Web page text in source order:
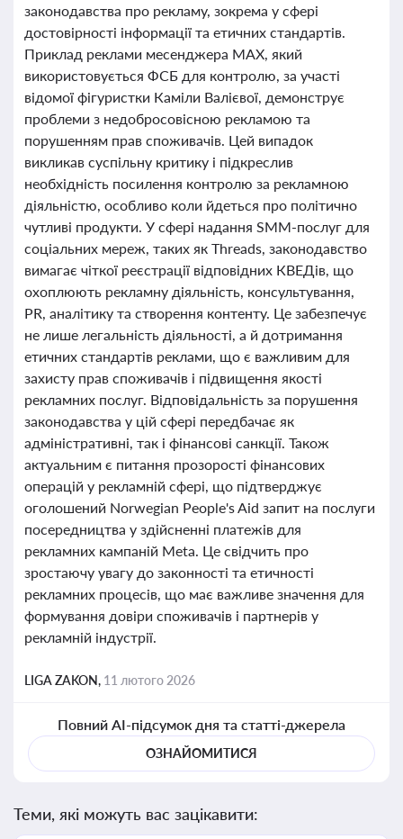
законодавства про рекламу, зокрема у сфері
достовірності інформації та етичних стандартів.
Приклад реклами месенджера MAX, який
використовується ФСБ для контролю, за участі
відомої фігуристки Каміли Валієвої, демонструє
проблеми з недобросовісною рекламою та
порушенням прав споживачів. Цей випадок
викликав суспільну критику і підкреслив
необхідність посилення контролю за рекламною
діяльністю, особливо коли йдеться про політично
чутливі продукти. У сфері надання SMM-послуг для
соціальних мереж, таких як Threads, законодавство
вимагає чіткої реєстрації відповідних КВЕДів, що
охоплюють рекламну діяльність, консультування,
PR, аналітику та створення контенту. Це забезпечує
не лише легальність діяльності, а й дотримання
етичних стандартів реклами, що є важливим для
захисту прав споживачів і підвищення якості
рекламних послуг. Відповідальність за порушення
законодавства у цій сфері передбачає як
адміністративні, так і фінансові санкції. Також
актуальним є питання прозорості фінансових
операцій у рекламній сфері, що підтверджує
оголошений Norwegian People's Aid запит на послуги
посередництва у здійсненні платежів для
рекламних кампаній Meta. Це свідчить про
зростаючу увагу до законності та етичності
рекламних процесів, що має важливе значення для
формування довіри споживачів і партнерів у
рекламній індустрії.
LIGA ZAKON, 11 лютого 2026
Повний AI-підсумок дня та статті-джерела
ОЗНАЙОМИТИСЯ
Теми, які можуть вас зацікавити: